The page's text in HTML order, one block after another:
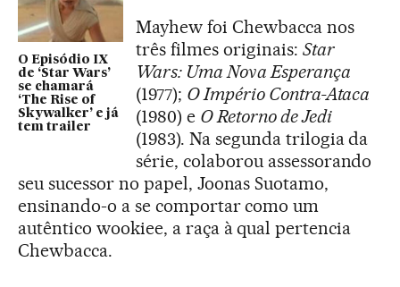
O Episódio IX
de ‘Star Wars’
se chamará
‘The Rise of
Skywalker’ e já
tem trailer
Mayhew foi Chewbacca nos
três filmes originais: Star
Wars: Uma Nova Esperança
(1977); O Império Contra-Ataca
(1980) e O Retorno de Jedi
(1983). Na segunda trilogia da
série, colaborou assessorando
seu sucessor no papel, Joonas Suotamo,
ensinando-o a se comportar como um
autêntico wookiee, a raça à qual pertencia
Chewbacca.